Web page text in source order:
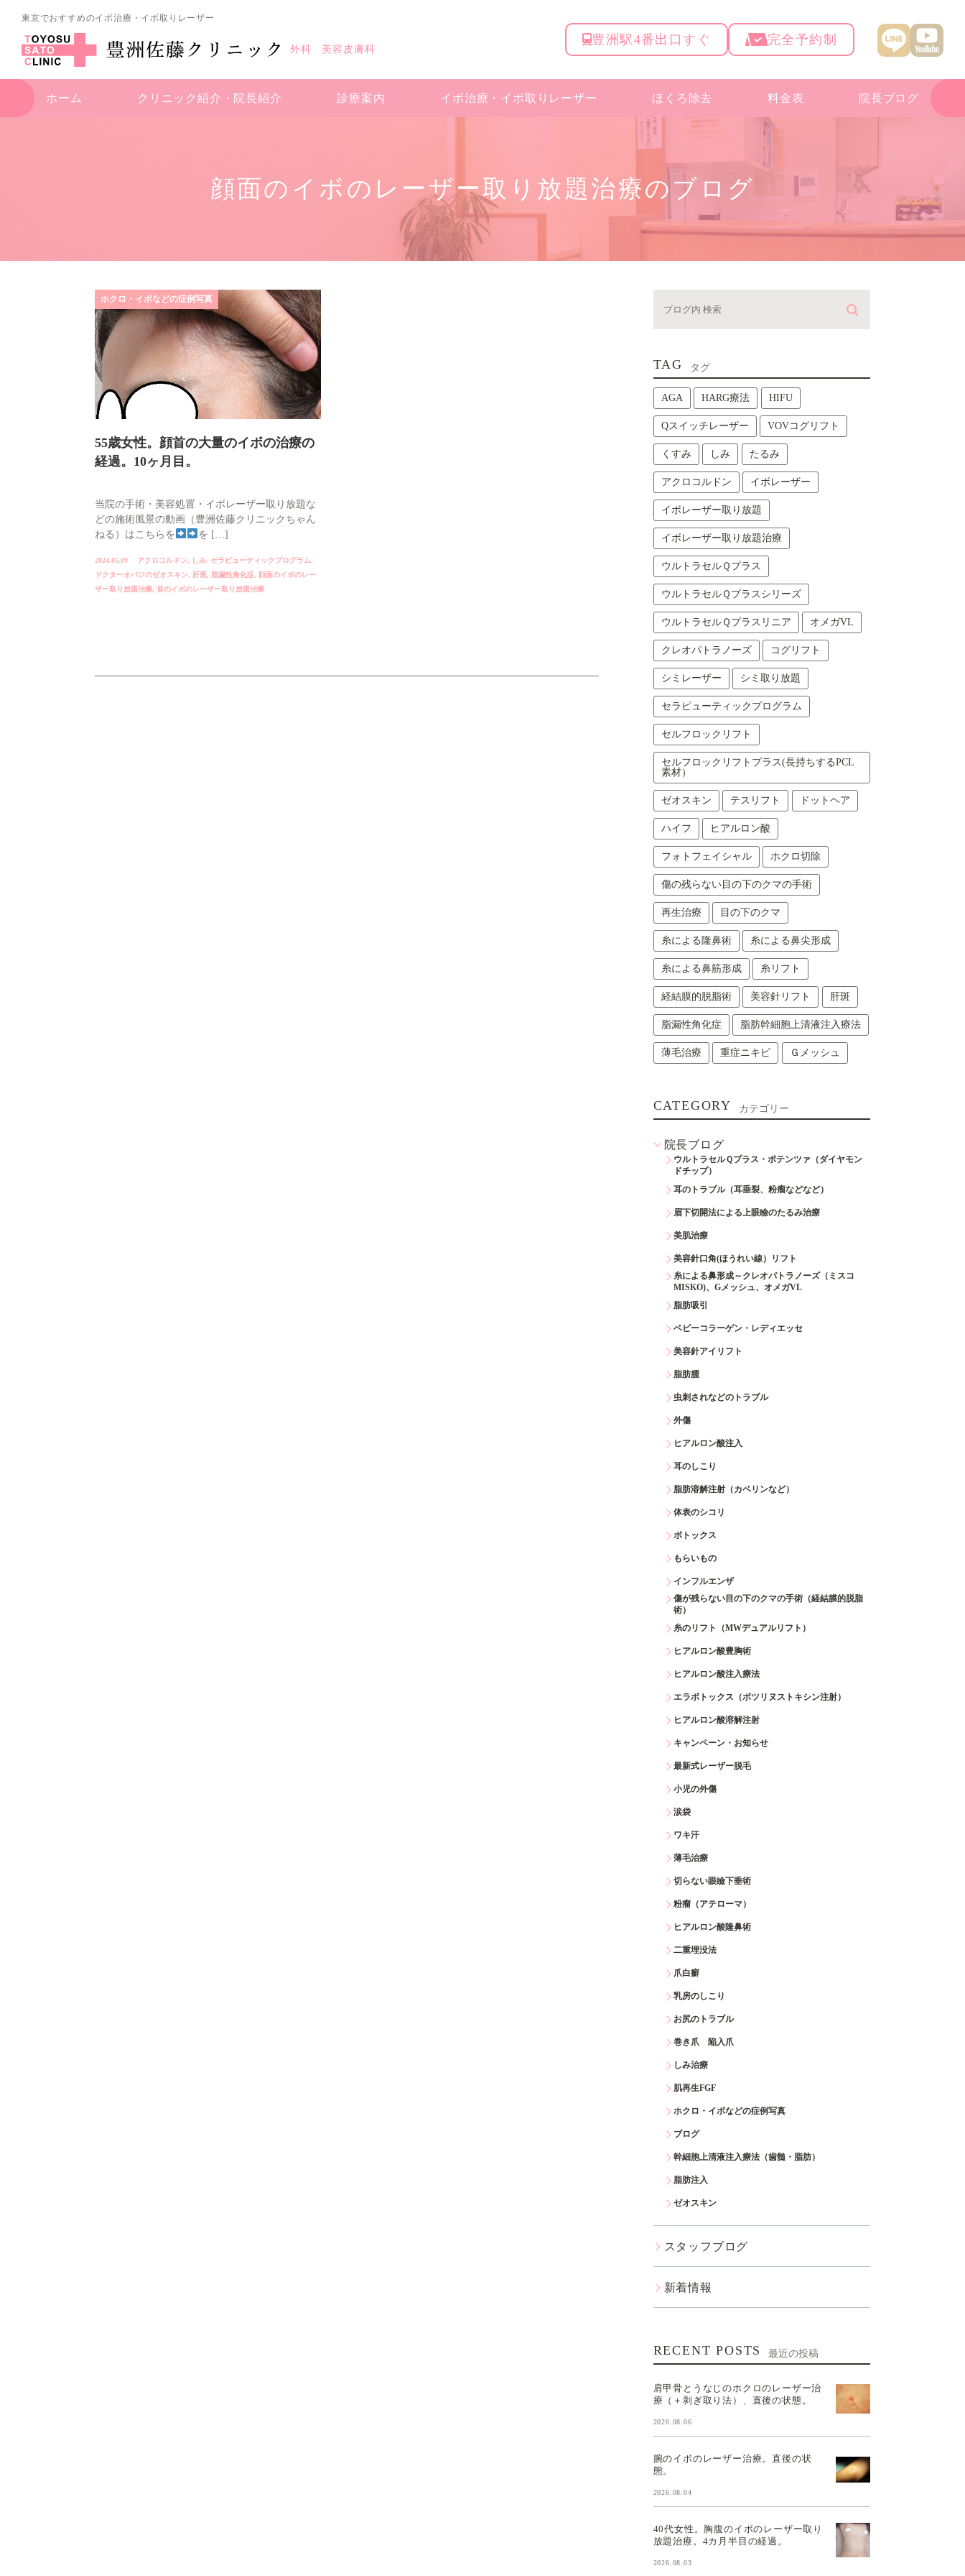
東京でおすすめのイボ治療・イボ取りレーザー
外科 美容皮膚科
豊洲駅4番出口すぐ 完全予約制
ホーム クリニック紹介・ 院長紹介 診療案内 イボ治療・ イボ取りレーザー ほくろ除去 料金表 院長ブログ
顔面のイボのレーザー取り放題治療のブログ
ホクロ・イボなどの症例写真
55歳女性。顔首の大量のイボの治療の
経過。10ヶ月目。
当院の手術・美容処置・イボレーザー取り放題な
どの施術風景の動画（豊洲佐藤クリニックちゃん
ねる）はこちらを
を […]
2024.05.09 アクロコルドン, しみ, セラピューティックプログラム,
ドクターオバジのゼオスキン, 肝斑, 脂漏性角化症, 顔面のイボのレー
ザー取り放題治療, 首のイボのレーザー取り放題治療
TAG タグ
AGA HARG療法 HIFU
Qスイッチレーザー VOVコグリフト
くすみ しみ たるみ
アクロコルドン イボレーザー
イボレーザー取り放題
イボレーザー取り放題治療
ウルトラセルＱプラス
ウルトラセルＱプラスシリーズ
ウルトラセルＱプラスリニア オメガVL
クレオパトラノーズ コグリフト
シミレーザー シミ取り放題
セラピューティックプログラム
セルフロックリフト
セルフロックリフトプラス(長持ちするPCL
素材）
ゼオスキン テスリフト ドットヘア
ハイフ ヒアルロン酸
フォトフェイシャル ホクロ切除
傷の残らない目の下のクマの手術
再生治療 目の下のクマ
糸による隆鼻術 糸による鼻尖形成
糸による鼻筋形成 糸リフト
経結膜的脱脂術 美容針リフト 肝斑
脂漏性角化症 脂肪幹細胞上清液注入療法
薄毛治療 重症ニキビ Ｇメッシュ
CATEGORY カテゴリー
院長ブログ
ウルトラセルＱプラス・ポテンツァ（ダイヤモン
ドチップ）
耳のトラブル（耳垂裂、粉瘤などなど）
眉下切開法による上眼瞼のたるみ治療
美肌治療
美容針口角(ほうれい線）リフト
糸による鼻形成～クレオパトラノーズ（ミスコ
MISKO)、Gメッシュ、オメガVL
脂肪吸引
ベビーコラーゲン・レディエッセ
美容針アイリフト
脂肪腫
虫刺されなどのトラブル
外傷
ヒアルロン酸注入
耳のしこり
脂肪溶解注射（カベリンなど）
体表のシコリ
ボトックス
もらいもの
インフルエンザ
傷が残らない目の下のクマの手術（経結膜的脱脂
術）
糸のリフト（MWデュアルリフト）
ヒアルロン酸豊胸術
ヒアルロン酸注入療法
エラボトックス（ボツリヌストキシン注射）
ヒアルロン酸溶解注射
キャンペーン・お知らせ
最新式レーザー脱毛
小児の外傷
涙袋
ワキ汗
薄毛治療
切らない眼瞼下垂術
粉瘤（アテローマ）
ヒアルロン酸隆鼻術
二重埋没法
爪白癬
乳房のしこり
お尻のトラブル
巻き爪 陥入爪
しみ治療
肌再生FGF
ホクロ・イボなどの症例写真
ブログ
幹細胞上清液注入療法（歯髄・脂肪）
脂肪注入
ゼオスキン
スタッフブログ
新着情報
RECENT POSTS 最近の投稿
肩甲骨とうなじのホクロのレーザー治
療（＋剥ぎ取り法）、直後の状態。
2026.08.06
腕のイボのレーザー治療。直後の状
態。
2026.08.04
40代女性。胸腹のイボのレーザー取り
放題治療。4カ月半目の経過。
2026.08.03